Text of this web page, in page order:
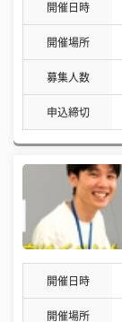
開催日時
開催場所
募集人数
申込締切
開催日時
開催場所